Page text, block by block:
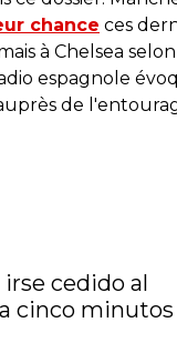
chance ces
à Chelsea
espagnole
de
cedido al
cinco